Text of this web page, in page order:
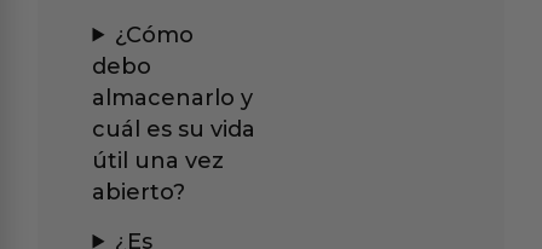
¿Cómo
debo
almacenarlo y
cuál es su vida
útil una vez
abierto?
¿Es